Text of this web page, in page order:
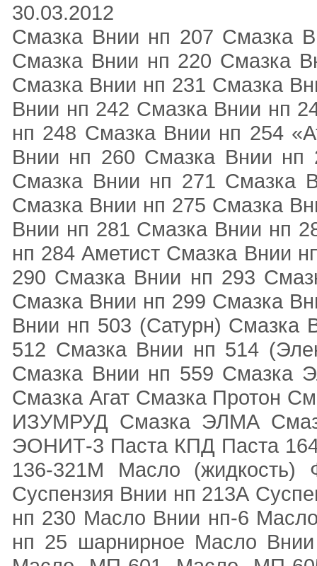
30.03.2012
Смазка Внии нп 207 Смазка
Смазка Внии нп 220 Смазка
Смазка Внии нп 231 Смазка
Внии нп 242 Смазка Внии нп
нп 248 Смазка Внии нп 254
Внии нп 260 Смазка Внии
Смазка Внии нп 271 Смазка
Смазка Внии нп 275 Смазка
Внии нп 281 Смазка Внии нп
нп 284 Аметист Смазка Внии
290 Смазка Внии нп 293
Смазка Внии нп 299 Смазка
Внии нп 503 (Сатурн)
512 Смазка Внии нп 514
Смазка Внии нп 559 Смазка
Смазка Агат Смазка Протон
ИЗУМРУД Смазка ЭЛМА
ЭОНИТ-3 Паста КПД Паста
136-321М Масло
Суспензия Внии нп 213А
нп 230 Масло Внии нп-6
нп 25 шарнирное Масло